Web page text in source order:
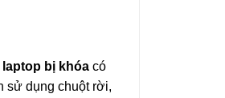
bị khóa có
sử dụng chuột rời,